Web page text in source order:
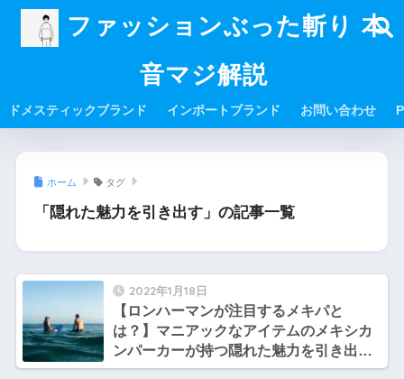
ファッションぶった斬り 本
音マジ解説
ドメスティックブランド インポートブランド お問い合わせ
ホーム タグ
「隠れた魅力を引き出す」の記事一覧
2022年1月18日
【ロンハーマンが注目するメキパと
は？】マニアックなアイテムのメキシカ
ンパーカーが持つ隠れた魅力を引き出す
「mexipa」とは？？【サトシとヒロシの